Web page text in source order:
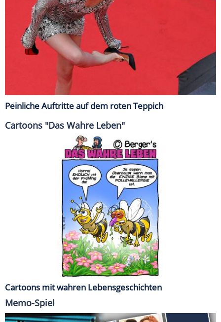
Peinliche Auftritte auf dem roten Teppich
Cartoons "Das Wahre Leben"
Cartoons mit wahren Lebensgeschichten
Memo-Spiel